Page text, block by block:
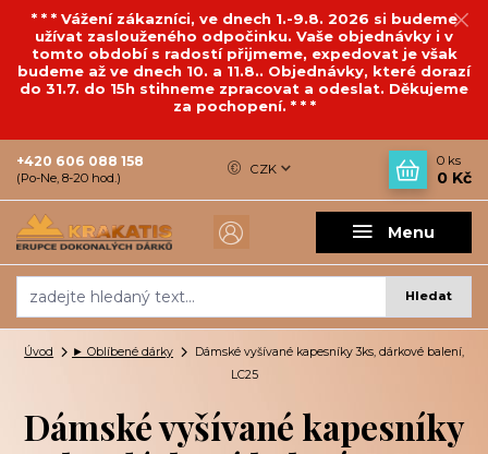
* * * Vážení zákazníci, ve dnech 1.-9.8. 2026 si budeme
užívat zaslouženého odpočinku. Vaše objednávky i v
tomto období s radostí přijmeme, expedovat je však
budeme až ve dnech 10. a 11.8.. Objednávky, které dorazí
do 31.7. do 15h stihneme zpracovat a odeslat. Děkujeme
za pochopení. * * *
Menu
CZK
Hledat
+420 606 088 158
(Po-Ne, 8-20 hod.)
0 ks
0 Kč
Úvod ► Oblíbené dárky
Dámské vyšívané kapesníky 3ks, dárkové balení,
LC25
Dámské vyšívané kapesníky